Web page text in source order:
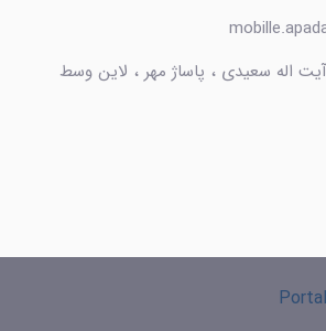
اله سعیدی ، پاساژ مهر ، لاین وسط
Portal